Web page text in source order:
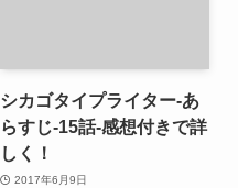
シカゴタイプライター-あ
らすじ-15話-感想付きで詳
しく！
2017年6月9日